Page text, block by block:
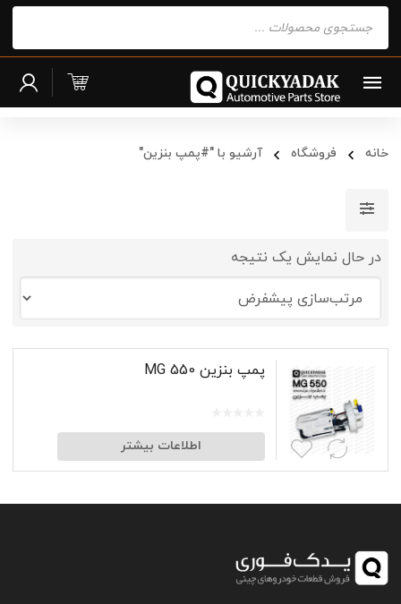
search
خانه فروشگاه آرشیو با "#پمپ بنزین"
در حال نمایش یک نتیجه
پمپ بنزین MG 550
اطلاعات بیشتر